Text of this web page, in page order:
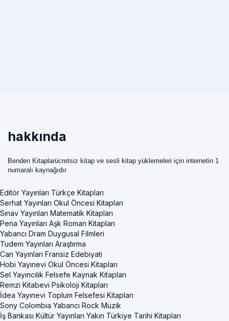
hakkında
Benden Kitaplarücretsiz kitap ve sesli kitap yüklemeleri için internetin 1
numaralı kaynağıdır
Editör Yayınları Türkçe Kitapları
Serhat Yayınları Okul Öncesi Kitapları
Sınav Yayınları Matematik Kitapları
Pena Yayınları Aşk Roman Kitapları
Yabancı Dram Duygusal Filmleri
Tudem Yayınları Araştırma
Can Yayınları Fransiz Edebiyati
Hobi Yayınevi Okul Öncesi Kitapları
Sel Yayıncılık Felsefe Kaynak Kitapları
Remzi Kitabevi Psikoloji Kitapları
İdea Yayınevi Toplum Felsefesi Kitapları
Sony Colombia Yabancı Rock Müzik
İş Bankası Kültür Yayınları Yakın Türkiye Tarihi Kitapları